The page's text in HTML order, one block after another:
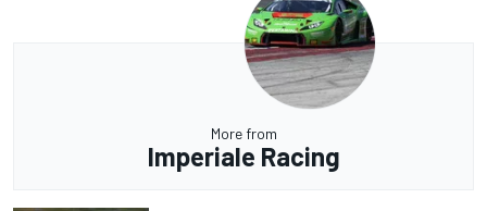
More from
Imperiale Racing